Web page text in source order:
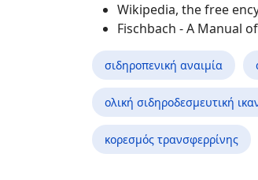
Wikipedia, the free
Fischbach - A Manual
σιδηροπενική αναιμία
ολική σιδηροδεσμευτική
κορεσμός τρανσφερρίνης